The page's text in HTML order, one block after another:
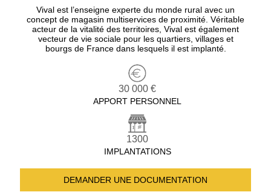
Vival est l’enseigne experte du monde rural avec un
concept de magasin multiservices de proximité. Véritable
acteur de la vitalité des territoires, Vival est également
vecteur de vie sociale pour les quartiers, villages et
bourgs de France dans lesquels il est implanté.
30 000 €
APPORT PERSONNEL
1300
IMPLANTATIONS
DEMANDER UNE DOCUMENTATION